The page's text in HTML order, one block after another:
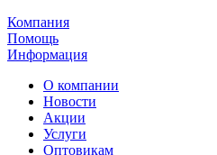
Компания
Помощь
Информация
О компании
Новости
Акции
Услуги
Оптовикам